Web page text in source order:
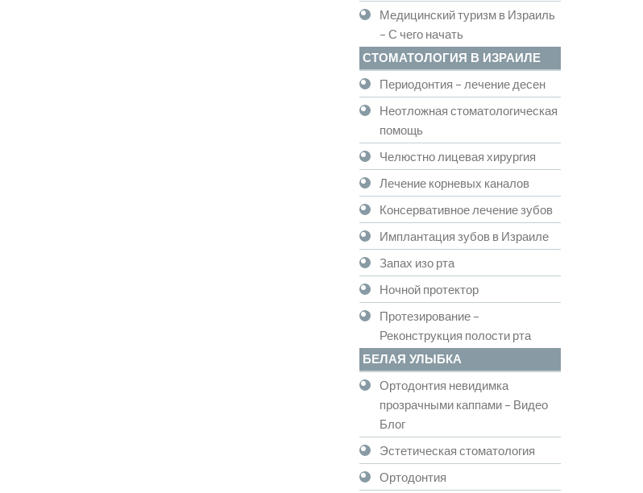
Медицинский туризм в Израиль
– С чего начать
СТОМАТОЛОГИЯ В ИЗРАИЛЕ
Периодонтия – лечение десен
Неотложная стоматологическая
помощь
Челюстно лицевая хирургия
Лечение корневых каналов
Консервативное лечение зубов
Имплантация зубов в Израиле
Запах изо рта
Ночной протектор
Протезирование –
Реконструкция полости рта
БЕЛАЯ УЛЫБКА
Ортодонтия невидимка
прозрачными каппами – Видео
Блог
Эстетическая стоматология
Ортодонтия